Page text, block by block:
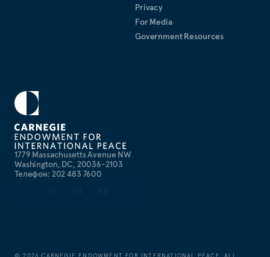
1779 Massachusetts Avenue NW
Washington, DC, 20036-2103
Телефон: 202 483 7600
Privacy
For Media
Government Resources